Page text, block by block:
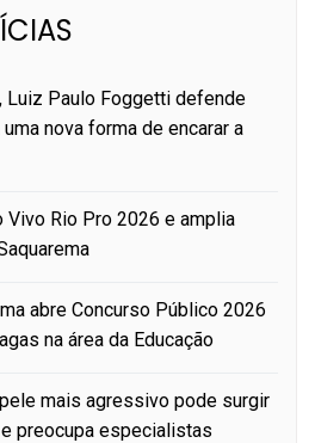
Luiz Paulo Foggetti defende
nova forma de encarar a
Vivo Rio Pro 2026 e amplia
abre Concurso Público 2026
na área da Educação
mais agressivo pode surgir
preocupa especialistas